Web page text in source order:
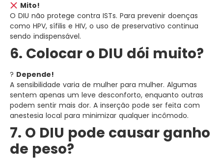
Mito!
O DIU não protege contra ISTs. Para prevenir doenças
como HPV, sífilis e HIV, o uso de preservativo continua
sendo indispensável.
6. Colocar o DIU dói muito?
? Depende!
A sensibilidade varia de mulher para mulher. Algumas
sentem apenas um leve desconforto, enquanto outras
podem sentir mais dor. A inserção pode ser feita com
anestesia local para minimizar qualquer incômodo.
7. O DIU pode causar ganho
de peso?